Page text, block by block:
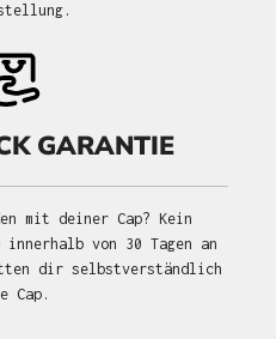
GARANTIE
mit deiner Cap? Kein
innerhalb von 30 Tagen an
dir selbstverständlich
Cap.